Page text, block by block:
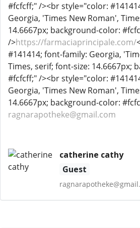
#fcfcff;" /><br style="color:
Georgia, 'Times New Roman',
14.6667px; background-color:
/>https://farmaciaprincipale.com/
#141414; font-family: Georgia,
Times, serif; font-size: 14.6667px;
#fcfcff;" /><br style="color:
Georgia, 'Times New Roman',
14.6667px; background-color:
ragnarapotheke@gmail.com
catherine cathy
Guest